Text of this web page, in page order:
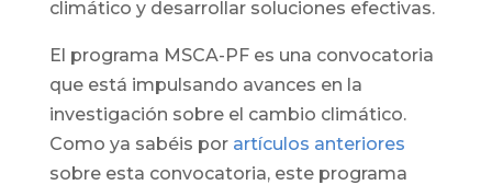
climático y desarrollar soluciones efectivas.
El programa MSCA-PF es una convocatoria
que está impulsando avances en la
investigación sobre el cambio climático.
Como ya sabéis por artículos anteriores
sobre esta convocatoria, este programa